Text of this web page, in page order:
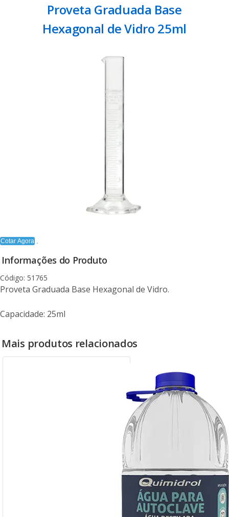
Proveta Graduada Base
Hexagonal de Vidro 25ml
Cotar Agora
Informações do Produto
Código: 51765
Proveta Graduada Base Hexagonal de Vidro.
Capacidade: 25ml
Mais produtos relacionados